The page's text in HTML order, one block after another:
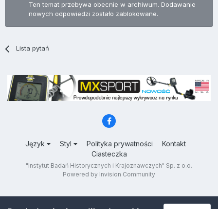
Ten temat przebywa obecnie w archiwum. Dodawanie
nowych odpowiedzi zostało zablokowane.
Lista pytań
Język Styl Polityka prywatności
Kontakt
Ciasteczka
"Instytut Badań Historycznych i Krajoznawczych" Sp. z o.o.
Powered by Invision Community